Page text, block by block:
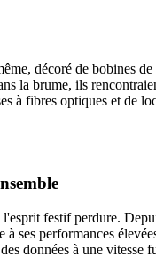
décoré de bobines
la brume, ils
à fibres optiques et de
festif perdure.
ses performances
données à une vitesse